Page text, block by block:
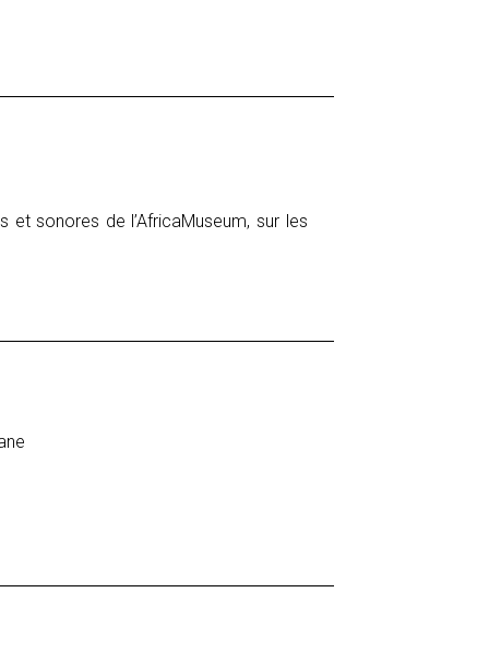
sonores de l’AfricaMuseum, sur les